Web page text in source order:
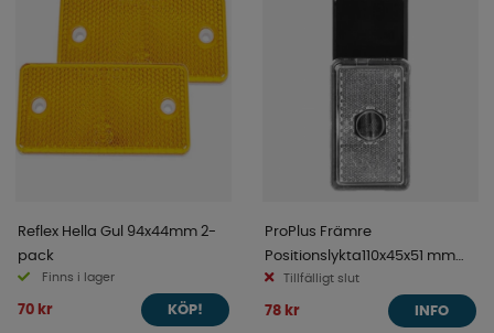
Reflex Hella Gul 94x44mm 2-
pack
Finns i lager
70 kr KÖP!
ProPlus Främre
Positionslykta110x45x51 mm
Vit
Tillfälligt slut
78 kr INFO